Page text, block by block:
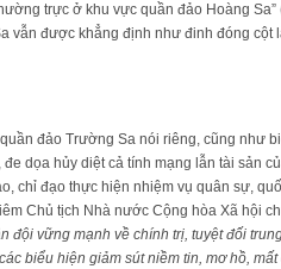
trực ở khu vực quần đảo Hoàng Sa”
vẫn được khẳng định như đinh đóng cột
đảo Trường Sa nói riêng, cũng như
dọa hủy diệt cả tính mạng lẫn tài sản
chỉ đạo thực hiện nhiệm vụ quân sự,
Chủ tịch Nhà nước Cộng hòa Xã hội
đội vững mạnh về chính trị, tuyệt đối
biểu hiện giảm sút niềm tin, mơ hồ,